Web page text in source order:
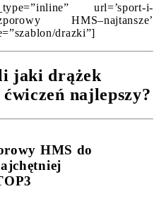
url=’sport-i-
HMS–najtansze’
drazki”]
jaki drążek
najlepszy?
HMS do